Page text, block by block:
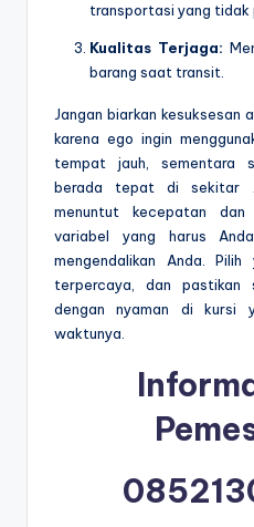
transportasi yang tidak
Kualitas Terjaga:
barang saat transit.
Jangan biarkan kesuksesan
karena ego ingin
tempat jauh, sementara
berada tepat di sekitar
menuntut kecepatan
variabel yang harus
mengendalikan Anda.
terpercaya, dan pastikan
dengan nyaman di kursi
waktunya.